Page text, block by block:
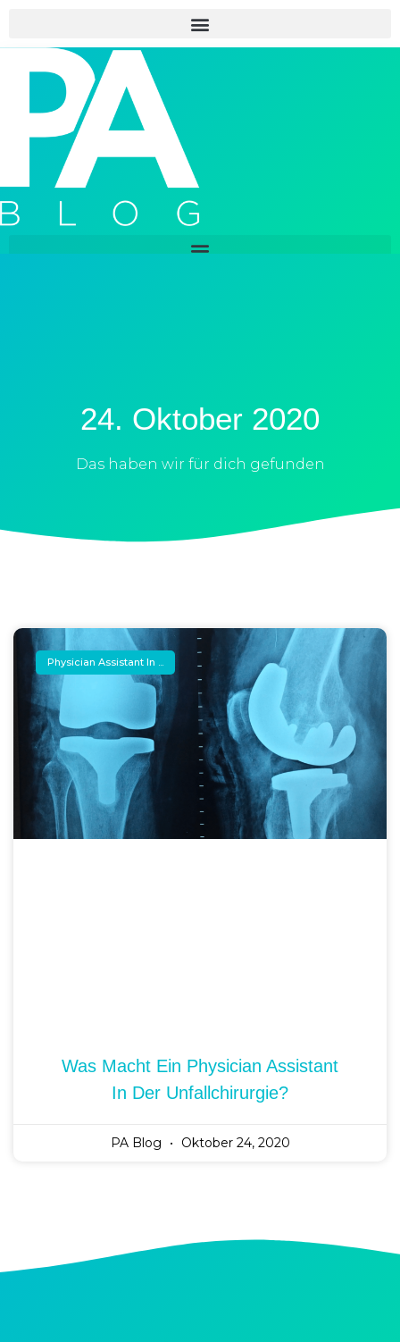
24. Oktober 2020
Das haben wir für dich gefunden
Physician Assistant In ...
Was Macht Ein Physician Assistant
In Der Unfallchirurgie?
PA Blog Oktober 24, 2020